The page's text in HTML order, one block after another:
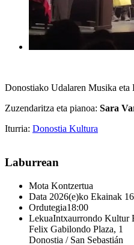
Donostiako Udalaren Musika eta
Zuzendaritza eta pianoa: Sara
Iturria: Donostia Kultura
Laburrean
Mota Kontzertua
Data 2026(e)ko Ekainak 16
Ordutegia18:00
LekuaIntxaurrondo Kultur
Felix Gabilondo Plaza, 1
Donostia / San Sebastián